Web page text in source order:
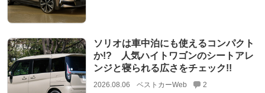
ソリオは車中泊にも使えるコンパクト
か!? 人気ハイトワゴンのシートアレ
ンジと寝られる広さをチェック!!
2026.08.06 ベストカーWeb 2